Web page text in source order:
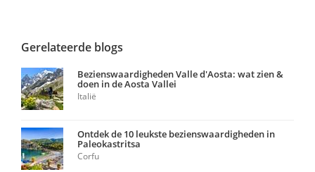
Gerelateerde blogs
Bezienswaardigheden Valle d'Aosta: wat zien &
doen in de Aosta Vallei
Italië
Ontdek de 10 leukste bezienswaardigheden in
Paleokastritsa
Corfu